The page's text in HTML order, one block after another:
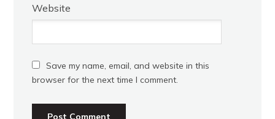
Website
Save my name, email, and website in this
browser for the next time I comment.